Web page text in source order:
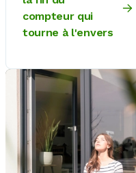
compteur qui
tourne à l'envers